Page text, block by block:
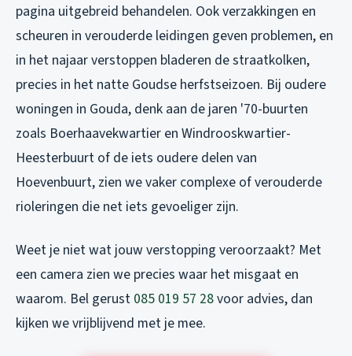
pagina uitgebreid behandelen. Ook verzakkingen en
scheuren in verouderde leidingen geven problemen, en
in het najaar verstoppen bladeren de straatkolken,
precies in het natte Goudse herfstseizoen. Bij oudere
woningen in Gouda, denk aan de jaren '70-buurten
zoals Boerhaavekwartier en Windrooskwartier-
Heesterbuurt of de iets oudere delen van
Hoevenbuurt, zien we vaker complexe of verouderde
rioleringen die net iets gevoeliger zijn.
Weet je niet wat jouw verstopping veroorzaakt? Met
een camera zien we precies waar het misgaat en
waarom. Bel gerust 085 019 57 28voor advies, dan
kijken we vrijblijvend met je mee.